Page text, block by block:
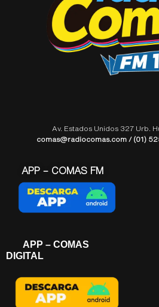
Av. Estados Unidos 327 Urb.
comas@radiocomas.com / (01)
APP – COMAS FM
APP – COMAS
DIGITAL